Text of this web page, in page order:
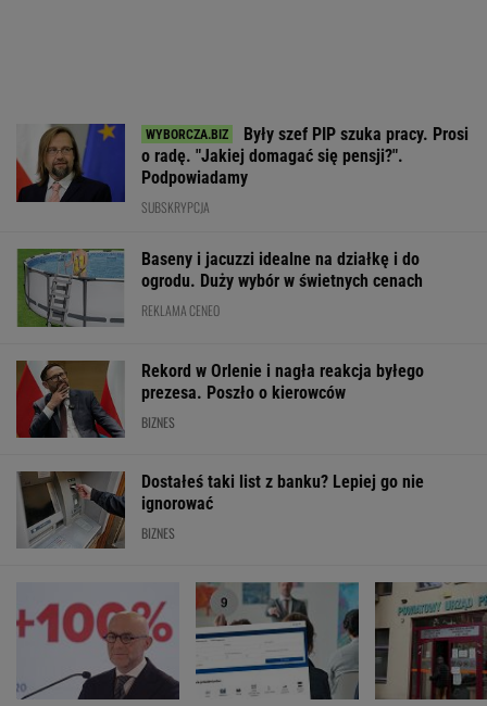
Były szef PIP szuka pracy. Prosi
o radę. "Jakiej domagać się pensji?".
Podpowiadamy
SUBSKRYPCJA
Baseny i jacuzzi idealne na działkę i do
ogrodu. Duży wybór w świetnych cenach
REKLAMA CENEO
Rekord w Orlenie i nagła reakcja byłego
prezesa. Poszło o kierowców
BIZNES
Dostałeś taki list z banku? Lepiej go nie
ignorować
BIZNES